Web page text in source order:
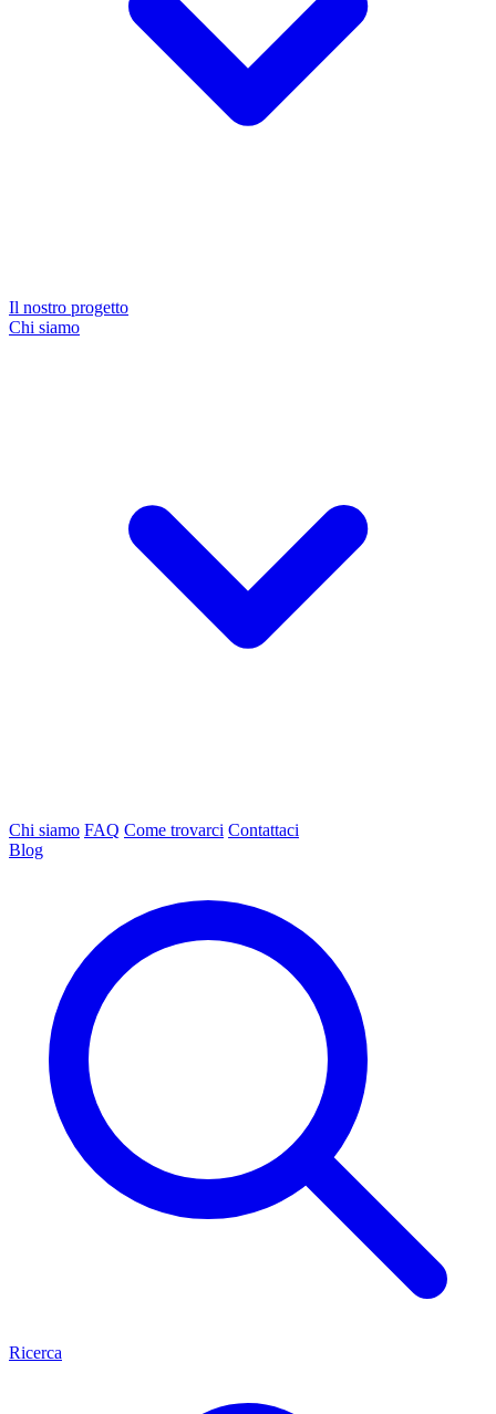
Il nostro progetto
Chi siamo
Chi siamo FAQ Come trovarci Contattaci
Blog
Ricerca